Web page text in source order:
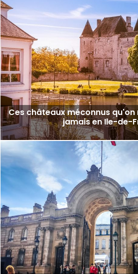
Ces châteaux méconnus
jamais en Ile-de-